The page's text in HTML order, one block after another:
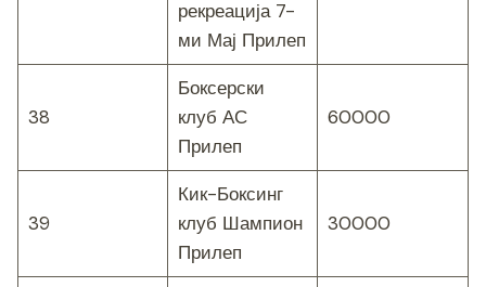
рекреација 7-
ми Мај Прилеп
38
Боксерски
клуб АС
Прилеп
60000
39
Кик-Боксинг
клуб Шампион
Прилеп
30000